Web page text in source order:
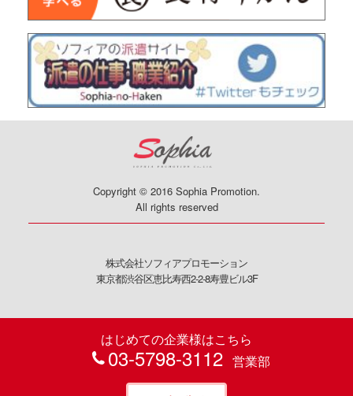
Copyright © 2016 Sophia Promotion.
All rights reserved
株式会社ソフィアプロモーション
東京都渋谷区恵比寿西2-2-8寿豊ビル3F
はじめての企業様はこちら
03-5798-3112 営業部